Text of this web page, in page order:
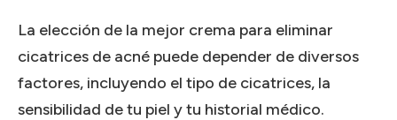
La elección de la mejor crema para eliminar
cicatrices de acné puede depender de diversos
factores, incluyendo el tipo de cicatrices, la
sensibilidad de tu piel y tu historial médico.